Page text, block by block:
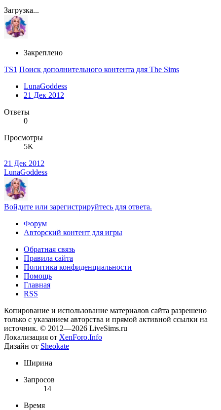
Загрузка...
Закреплено
TS1 Поиск дополнительного контента для The Sims
LunaGoddess
21 Дек 2012
Ответы
0
Просмотры
5K
21 Дек 2012
LunaGoddess
Войдите или зарегистрируйтесь для ответа.
Форум
Авторский контент для игры
Обратная связь
Правила сайта
Политика конфиденциальности
Помощь
Главная
RSS
Копирование и использование материалов сайта разрешено
только с указанием авторства и прямой активной ссылки на
источник. © 2012—2026 LiveSims.ru
Локализация от XenForo.Info
Дизайн от Sheokate
Ширина
Запросов
14
Время